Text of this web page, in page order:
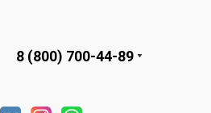
8 (800) 700-44-89